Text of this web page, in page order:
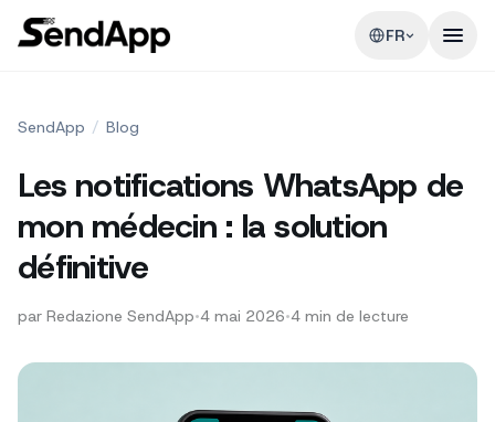
FR
SendApp / Blog
Les notifications WhatsApp de
mon médecin : la solution
définitive
par Redazione SendApp•4 mai 2026•4 min de lecture